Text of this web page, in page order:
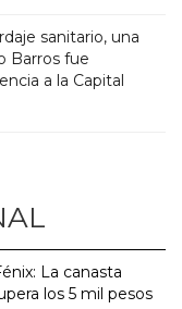
sanitario, una
Barros fue
a la Capital
La canasta
los 5 mil pesos